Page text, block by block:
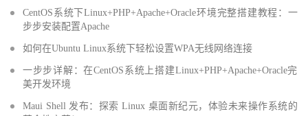
CentOS系统下Linux+PHP+Apache+Oracle环境完整搭建教程：一
步步安装配置Apache
如何在Ubuntu Linux系统下轻松设置WPA无线网络连接
一步步详解：在CentOS系统上搭建Linux+PHP+Apache+Oracle完
美开发环境
Maui Shell 发布：探索 Linux 桌面新纪元，体验未来操作系统的